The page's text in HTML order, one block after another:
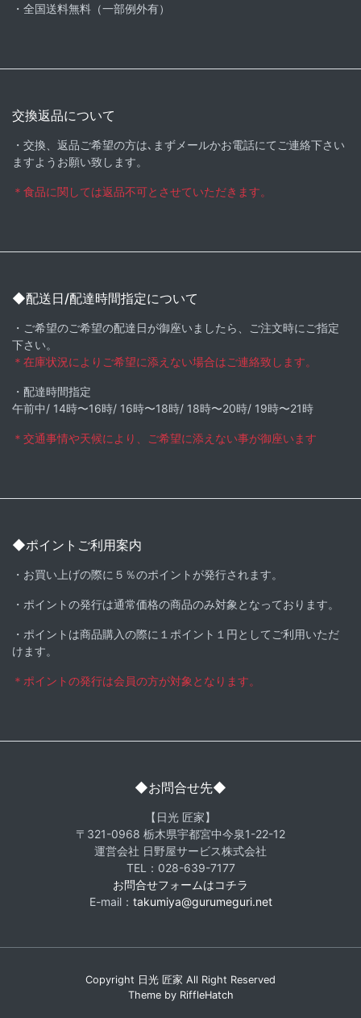
・全国送料無料（一部例外有）
交換返品について
・交換、返品ご希望の方は､まずメールかお電話にてご連絡下さい
ますようお願い致します。
＊食品に関しては返品不可とさせていただきます。
◆配送日/配達時間指定について
・ご希望のご希望の配達日が御座いましたら、ご注文時にご指定
下さい。
＊在庫状況によりご希望に添えない場合はご連絡致します。
・配達時間指定
午前中/ 14時〜16時/ 16時〜18時/ 18時〜20時/ 19時〜21時
＊交通事情や天候により、ご希望に添えない事が御座います
◆ポイントご利用案内
・お買い上げの際に５％のポイントが発行されます。
・ポイントの発行は通常価格の商品のみ対象となっております。
・ポイントは商品購入の際に１ポイント１円としてご利用いただ
けます。
＊ポイントの発行は会員の方が対象となります。
◆お問合せ先◆
【日光 匠家】
〒321-0968 栃木県宇都宮中今泉1-22-12
運営会社 日野屋サービス株式会社
TEL：028-639-7177
お問合せフォームはコチラ
E-mail： takumiya@gurumeguri.net
Copyright 日光 匠家 All Right Reserved
Theme by RiffleHatch